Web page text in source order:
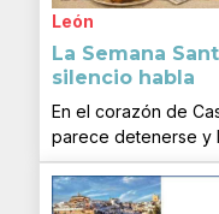
León
La Semana
silencio habla
En el corazón de
parece detenerse y